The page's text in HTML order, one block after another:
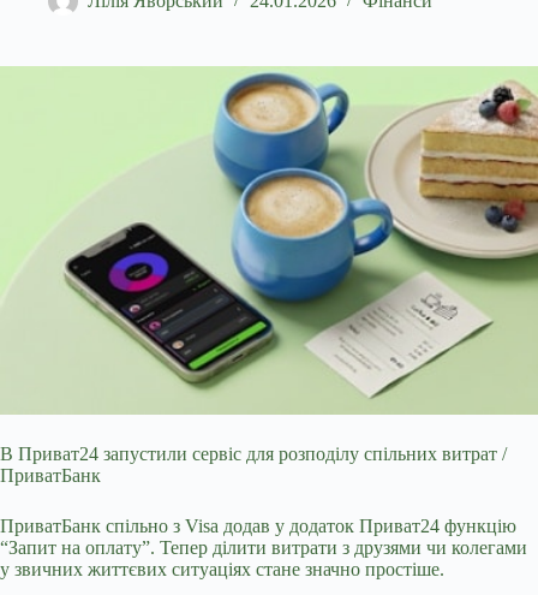
В Приват24 запустили сервіс для розподілу спільних витрат /
ПриватБанк
ПриватБанк спільно з Visa додав у додаток Приват24 функцію
“Запит на оплату”. Тепер ділити витрати з друзями чи колегами
у звичних життєвих ситуаціях стане значно простіше.